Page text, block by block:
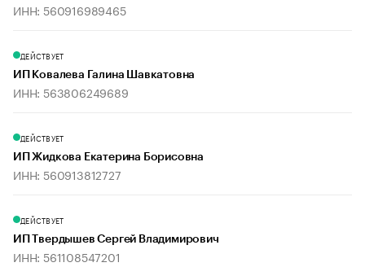
ИНН: 560916989465
ДЕЙСТВУЕТ
ИП Ковалева Галина Шавкатовна
ИНН: 563806249689
ДЕЙСТВУЕТ
ИП Жидкова Екатерина Борисовна
ИНН: 560913812727
ДЕЙСТВУЕТ
ИП Твердышев Сергей Владимирович
ИНН: 561108547201